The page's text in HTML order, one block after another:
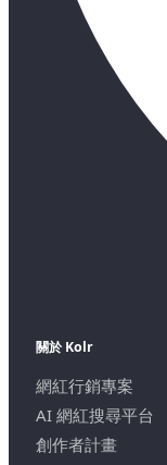
關於 Kolr
網紅行銷專案
AI 網紅搜尋平台
創作者計畫